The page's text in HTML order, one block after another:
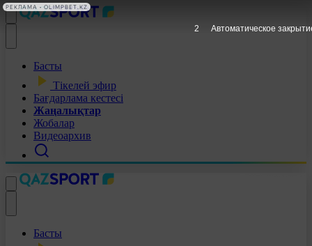
Басты
Тікелей эфир
Бағдарлама кестесі
Жаңалықтар
Жобалар
Видеоархив
Басты
1 Автоматическое
РЕКЛАМА • OLIMPBET.KZ